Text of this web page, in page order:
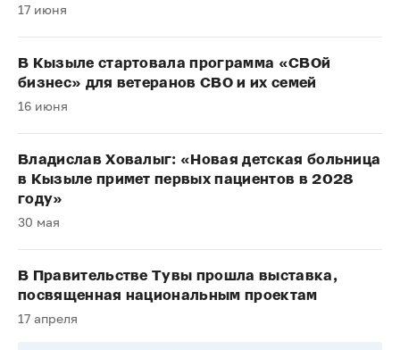
17 июня
В Кызыле стартовала программа «СВОй
бизнес» для ветеранов СВО и их семей
16 июня
Владислав Ховалыг: «Новая детская больница
в Кызыле примет первых пациентов в 2028
году»
30 мая
В Правительстве Тувы прошла выставка,
посвященная национальным проектам
17 апреля